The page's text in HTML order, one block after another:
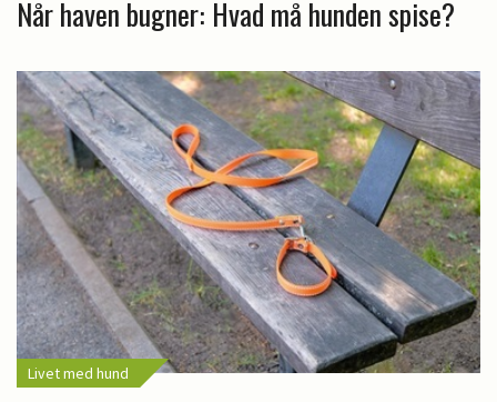
Når haven bugner: Hvad må hunden spise?
Livet med hund